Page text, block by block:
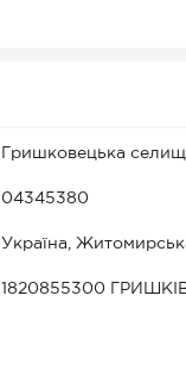
Гришковецька
04345380
Україна,
1820855300